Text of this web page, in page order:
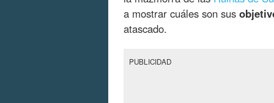
a mostrar cuáles son sus
atascado.
PUBLICIDAD